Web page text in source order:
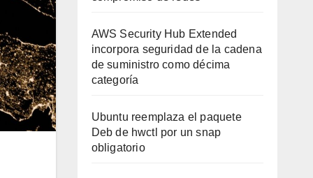
AWS Security Hub Extended
incorpora seguridad de la cadena
de suministro como décima
categoría
Ubuntu reemplaza el paquete
Deb de hwctl por un snap
obligatorio